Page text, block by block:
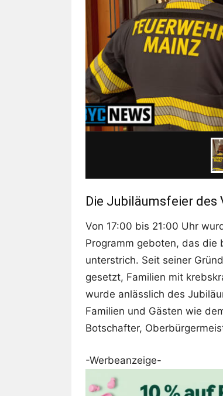
Die Jubiläumsfeier des
Von 17:00 bis 21:00 Uhr
Programm geboten, das die
unterstrich. Seit seiner
gesetzt, Familien mit
wurde anlässlich des
Familien und Gästen wie
Botschafter,
-Werbeanzeige-